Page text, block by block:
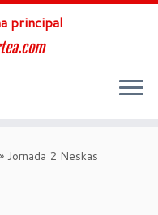
» Jornada 2 Neskas